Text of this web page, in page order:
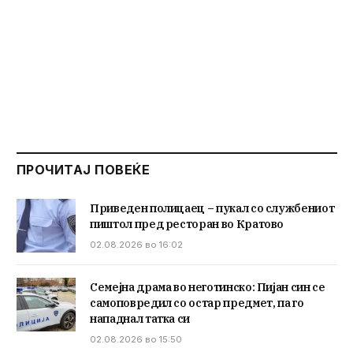
ПРОЧИТАЈ ПОВЕЌЕ
Приведен полицаец – пукал со службениот
пиштол пред ресторан во Кратово
02.08.2026 во 16:02
Семејна драма во неготинско: Пијан син се
самоповредил со остар предмет, па го
нападнал татка си
02.08.2026 во 15:50